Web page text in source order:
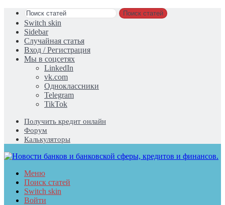
Поиск статей
Switch skin
Sidebar
Случайная статья
Вход / Регистрация
Мы в соцсетях
LinkedIn
vk.com
Одноклассники
Telegram
TikTok
Получить кредит онлайн
Форум
Калькуляторы
Меню
Поиск статей
Switch skin
Войти